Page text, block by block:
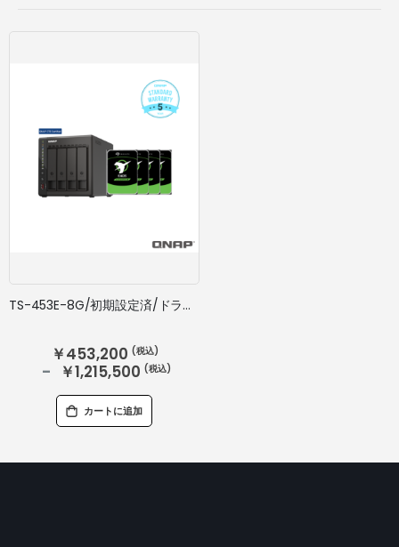
TS-453E-8G/初期設定済/ドライブ搭載/5年標準保証
￥453,200
￥1,215,500
カートに追加